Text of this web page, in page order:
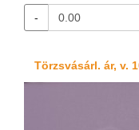
-
Törzsvásárl. ár, v.